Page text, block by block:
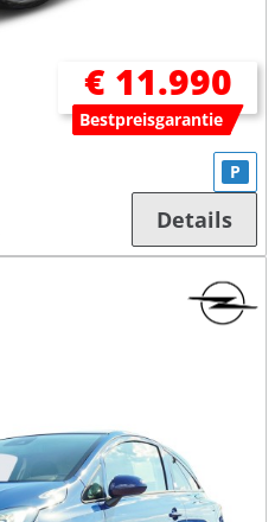
€ 11.990
Bestpreisgarantie
P
Details